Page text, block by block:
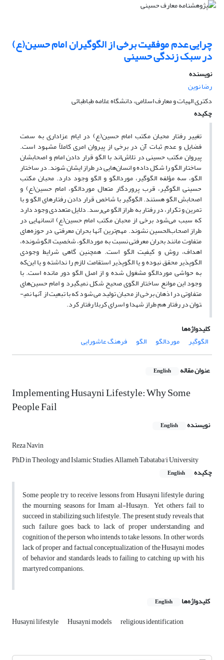
چرایی عدم موفقیت برخی از الگوگیران امام حسین(ع)
در سبک زندگی حسینی
نویسنده
رضا نوین
دکتری الهیات و معارف اسلامی، دانشگاه علامه طباطبائی
چکیده
تغییر رفتار محبان مکتب امام حسین(ع) در ایام عزاداری به سمت
فضایل و عدم ثبات آن در برخی از پیروان امری کاملاً مشهود است.
پیروان مکتب حسینی در تلاش‌اند با الگو قرار دادن امام و اصحابشان
ساختار الگو را شکل داده و انسان‌هایی در طراز ایشان شوند. در ساختار
الگو، سه مؤلفه الگوگیر، موردالگو و الگو وجود دارد. محبان مکتب
حسینی الگوگیر، قرب پروردگار متعال موردالگو، امام حسین(ع) و
اصحابش الگو هستند. الگوگیر با شاخص قرار دادن رفتارهای الگو و با
تمرین و تکرار، در رفتار به طراز الگو می‌رسد. دلایل متعددی وجود دارد
که سبب می‌شود برخی از محبان مکتب امام حسین(ع) انسان­هایی در
طراز اصحاب‌الحسین نشوند. مهم‌ترین آنها بحران معرفتی در حوزه‌های
متفاوت مانند بحران معرفتی نسبت به موردالگو، شخصیت الگوشونده،
اهداف، روش و کیفیت الگو است. همچنین گاهی شرایط وجودی
الگوپذیر محقق نبوده و یا الگوپذیر استقامت لازم را نداشته و یا این‌که
به حواشی موردالگو مشغول شده و از اصل الگو دور مانده است. با
وجود این موانع ساختار الگوی صحیح شکل نمی­گیرد و امام حسین‌های
متفاوتی در اذهان برخی از محبان تولید می‌شود که با تبعیت از آنها نمی­
توان در رفتار هم طراز شهدا و اسرای کربلا رفتار کرد.
کلیدواژه‌ها
الگوگیر
موردالگو الگو فرهنگ عاشورایی
عنوان مقاله English
Implementing Husayni Lifestyle: Why Some
People Fail
نویسنده English
Reza Navin
PhD in Theology and Islamic Studies, Allameh Tabataba'i University
چکیده
English
Some people try to receive lessons from Husayni lifestyle during
the mourning seasons for Imam al-Husayn. Yet, others fail to
succeed in stabilizing such lifestyle. The present study reveals that
such failure goes back to lack of proper understanding and
cognition of the person who intends to take lessons. In other words,
lack of proper and factual conceptualization of the Husayni modes
of behavior and standards leads to failing to catching up with his
martyred companions.
کلیدواژه‌ها English
Husayni lifestyle Husayni models religious identification